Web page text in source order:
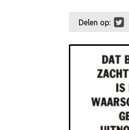
Delen op: